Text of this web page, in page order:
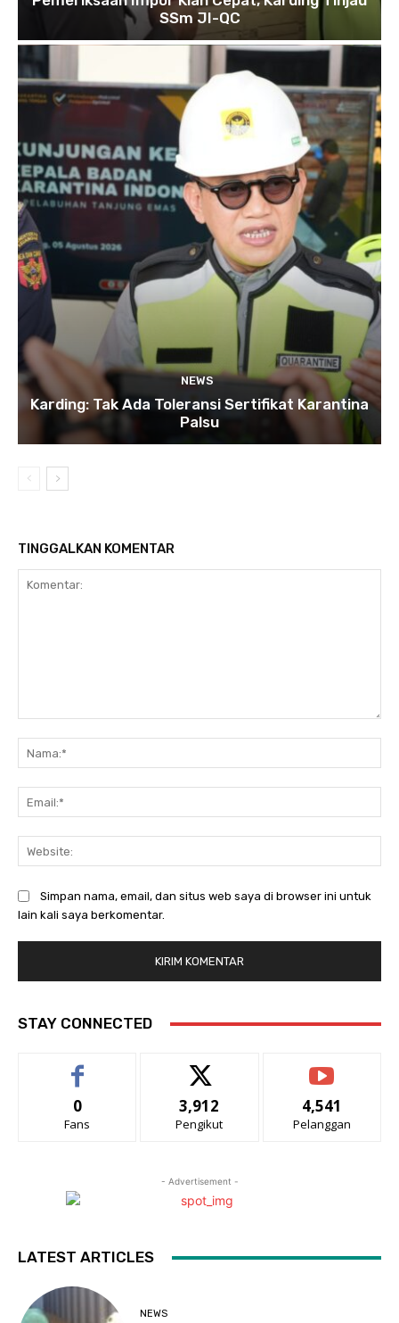
SSm JI-QC
NEWS
Karding: Tak Ada Toleransi Sertifikat Karantina
Palsu
TINGGALKAN KOMENTAR
Simpan nama, email, dan situs web saya di browser ini untuk
lain kali saya berkomentar.
STAY CONNECTED
0
Fans
3,912
Pengikut
4,541
Pelanggan
- Advertisement -
LATEST ARTICLES
NEWS